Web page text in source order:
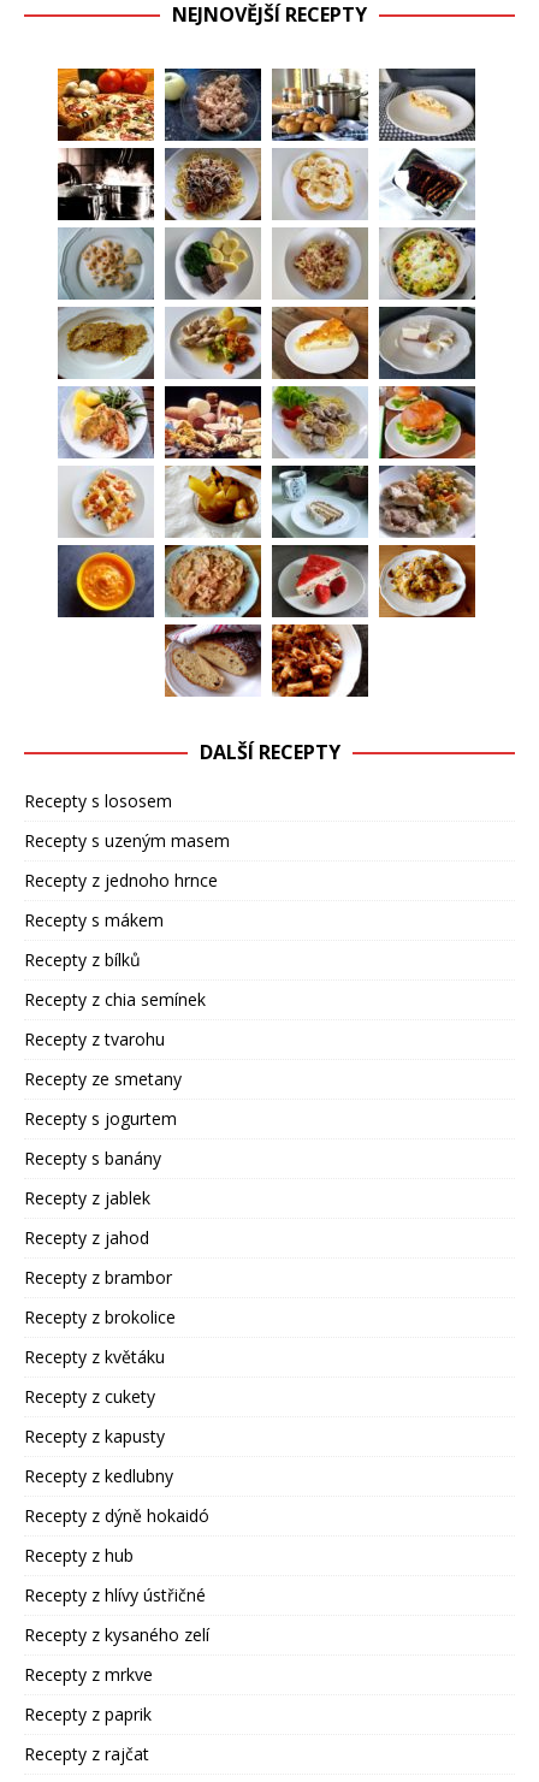
NEJNOVĚJŠÍ RECEPTY
DALŠÍ RECEPTY
Recepty s lososem
Recepty s uzeným masem
Recepty z jednoho hrnce
Recepty s mákem
Recepty z bílků
Recepty z chia semínek
Recepty z tvarohu
Recepty ze smetany
Recepty s jogurtem
Recepty s banány
Recepty z jablek
Recepty z jahod
Recepty z brambor
Recepty z brokolice
Recepty z květáku
Recepty z cukety
Recepty z kapusty
Recepty z kedlubny
Recepty z dýně hokaidó
Recepty z hub
Recepty z hlívy ústřičné
Recepty z kysaného zelí
Recepty z mrkve
Recepty z paprik
Recepty z rajčat